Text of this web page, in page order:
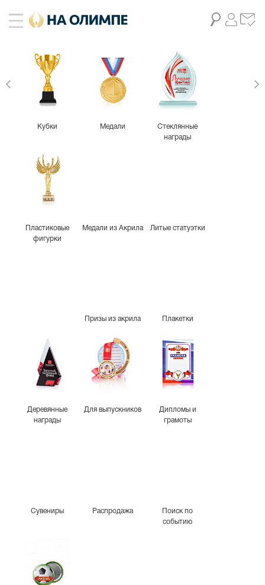
Кубки Медали
Стеклянные
награды
Пластиковые
фигурки
Медали из Акрила Литые статуэтки
Призы из акрила Плакетки
Деревянные
награды
Для выпускников
Дипломы и
грамоты
Сувениры Распродажа
Поиск по
событию